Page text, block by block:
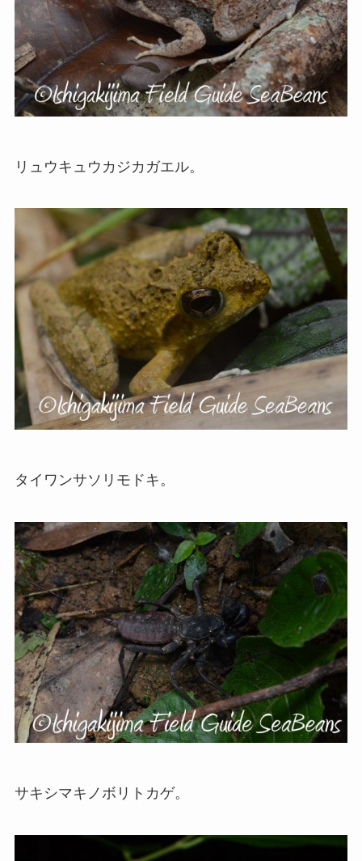
リュウキュウカジカガエル。
タイワンサソリモドキ。
サキシマキノボリトカゲ。